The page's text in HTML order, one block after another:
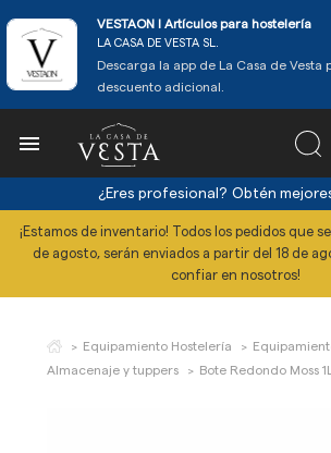
VESTAON l Artículos para hostelería
LA CASA DE VESTA SL.
Descarga la app de La Casa de Vesta
descuento adicional.

¿Eres profesional? Obtén
¡Estamos de inventario! Todos los pedidos que
de agosto, serán enviados a partir del 18 de
confiar en nosotros!
Equipamiento Hostelería
Almacenaje y tuppers
Bote Redondo Moss 1L